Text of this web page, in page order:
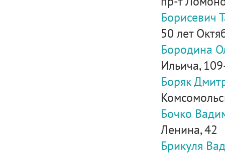
Борисевич
50 лет
Бородина
Ильича,
Боряк
Бочко
Ленина, 42
Брикуля